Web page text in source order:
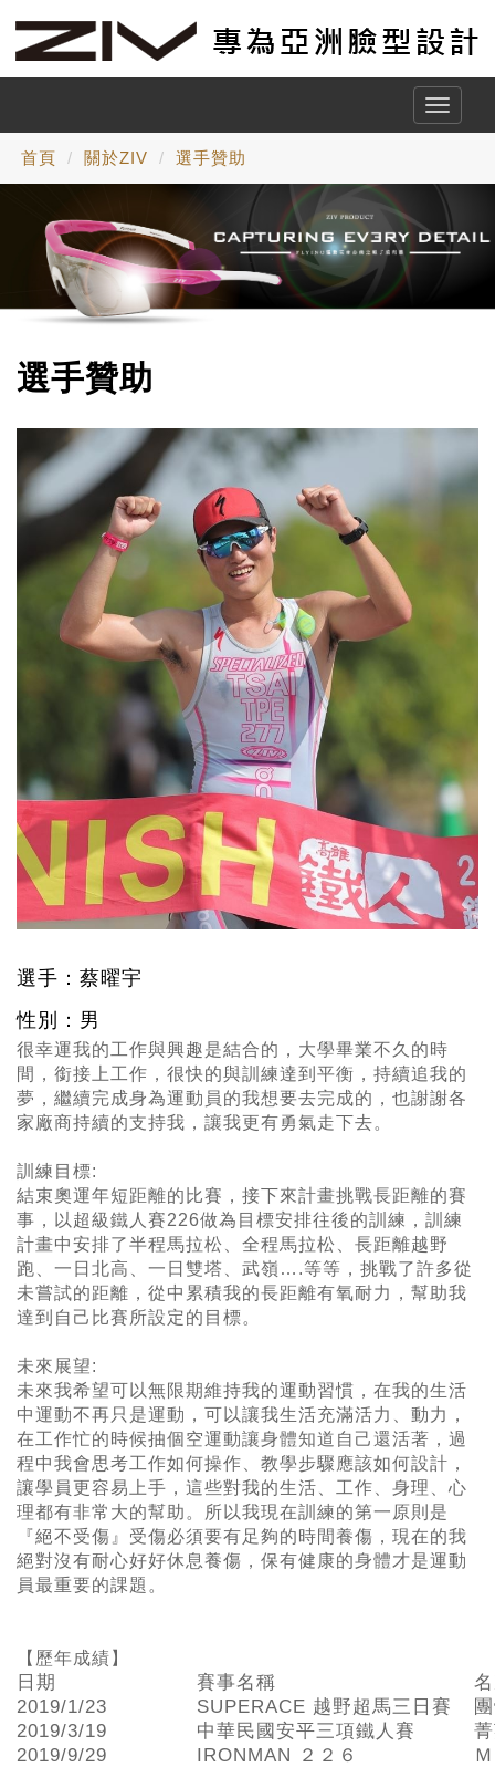
Toggle
首頁 關於ZIV 選手贊助
選手贊助
選手：蔡曜宇
性別：男
很幸運我的工作與興趣是結合的，大學畢業不久的時
間，銜接上工作，很快的與訓練達到平衡，持續追我的
夢，繼續完成身為運動員的我想要去完成的，也謝謝各
家廠商持續的支持我，讓我更有勇氣走下去。
訓練目標:
結束奧運年短距離的比賽，接下來計畫挑戰長距離的賽
事，以超級鐵人賽226做為目標安排往後的訓練，訓練
計畫中安排了半程馬拉松、全程馬拉松、長距離越野
跑、一日北高、一日雙塔、武嶺….等等，挑戰了許多從
未嘗試的距離，從中累積我的長距離有氧耐力，幫助我
達到自己比賽所設定的目標。
未來展望:
未來我希望可以無限期維持我的運動習慣，在我的生活
中運動不再只是運動，可以讓我生活充滿活力、動力，
在工作忙的時候抽個空運動讓身體知道自己還活著，過
程中我會思考工作如何操作、教學步驟應該如何設計，
讓學員更容易上手，這些對我的生活、工作、身理、心
理都有非常大的幫助。所以我現在訓練的第一原則是
『絕不受傷』受傷必須要有足夠的時間養傷，現在的我
絕對沒有耐心好好休息養傷，保有健康的身體才是運動
員最重要的課題。
【歷年成績】
日期 賽事名稱
2019/1/23
SUPERACE 越野超馬三日賽
2019/3/19
中華民國安平三項鐵人賽
2019/9/29
IRONMAN ２２６